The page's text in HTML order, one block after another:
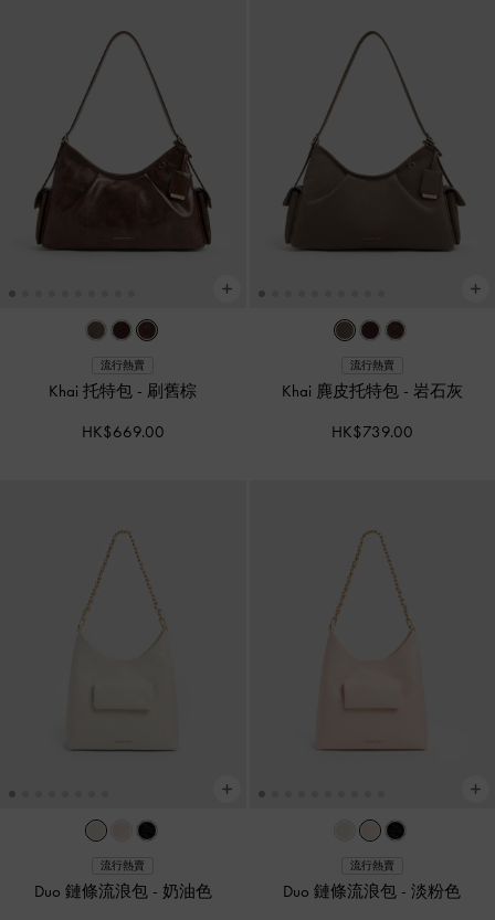
流行熱賣
Khai 托特包 -刷舊棕
HK$669.00
流行熱賣
Khai 麂皮托特包 - 岩石灰
HK$739.00
流行熱賣
Duo 鏈條流浪包 - 奶油色
流行熱賣
Duo 鏈條流浪包 -淡粉色